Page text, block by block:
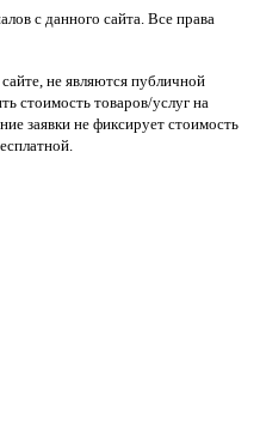
с данного сайта. Все права
не являются публичной
стоимость товаров/услуг на
заявки не фиксирует стоимость